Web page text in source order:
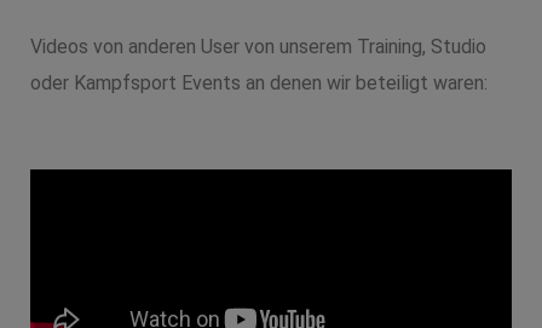
Videos von anderen User von unserem Training, Studio
oder Kampfsport Events an denen wir beteiligt waren: